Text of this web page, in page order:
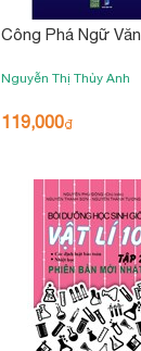
Công Phá Ngữ Văn
Nguyễn Thị Thủy Anh
119,000₫